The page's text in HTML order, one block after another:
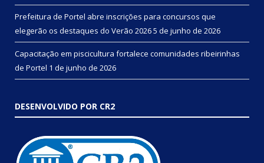
Prefeitura de Portel abre inscrições para concursos que
elegerão os destaques do Verão 20265 de junho de 2026
Capacitação em piscicultura fortalece comunidades ribeirinhas
de Portel 1 de junho de 2026
DESENVOLVIDO POR CR2